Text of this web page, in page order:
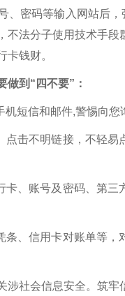
、密码等输入网站后
不法分子使用技术手
卡钱财。
做到“四不要”：
短信和邮件,警惕向
点击不明链接，不轻
卡、账号及密码、第
条、信用卡对账单等
涉社会信息安全。筑